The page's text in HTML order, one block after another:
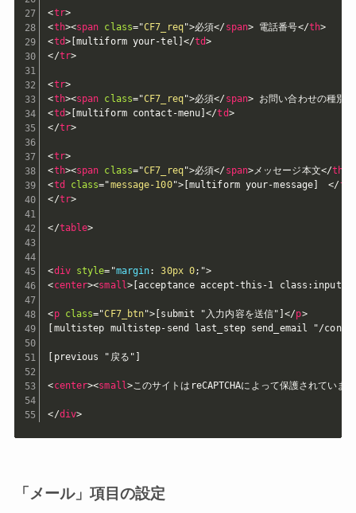
<tr>
<th><span class="CF7_req">必須</ span> 電話番号</th>
<td>[multiform your-tel] </td>
</tr>
<tr>
<th><span class="CF7_req">必須</ span> お問い合わせの種別
<td>[multiform contact-menu]</td>
</tr>
<tr>
<th><span class="CF7_req">必須</ span>メッセージ本文</th
<td class="message-100">[multiform your-message] </td
</tr>
</table>
<div style="margin: 30px 0; ">
<center><small>[acceptance accept-this-1 class:input2] スパ
<p class="CF7_btn"> [submit "入力内容を送信"]</p>
[multistep multistep-send last_step send_email "/
[previous "戻る"]
<center><small>このサイトはreCAPTCHAによって保護されていま
</div>
「メール」項目の設定